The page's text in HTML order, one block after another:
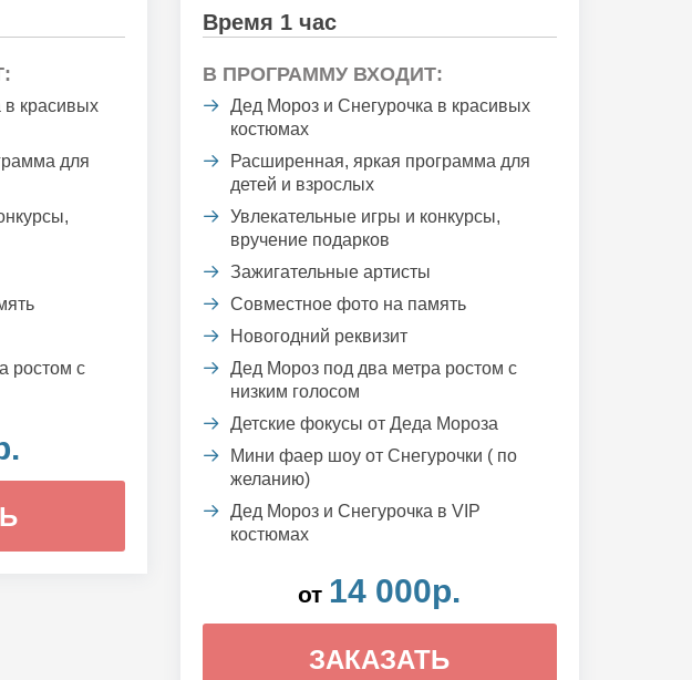
в красивых
для
ростом с
Время 1 час
В ПРОГРАММУ ВХОДИТ:
Дед Мороз и Снегурочка в красивых
костюмах
Расширенная, яркая программа для
детей и взрослых
Увлекательные игры и конкурсы,
вручение подарков
Зажигательные артисты
Совместное фото на память
Новогодний реквизит
Дед Мороз под два метра ростом с
низким голосом
Детские фокусы от Деда Мороза
Мини фаер шоу от Снегурочки ( по
желанию)
Дед Мороз и Снегурочка в VIP
костюмах
от 14 000р.
ЗАКАЗАТЬ